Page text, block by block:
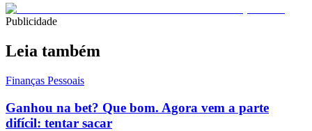
Publicidade
Leia também
Finanças Pessoais
Ganhou na bet? Que bom. Agora vem a parte
difícil: tentar sacar